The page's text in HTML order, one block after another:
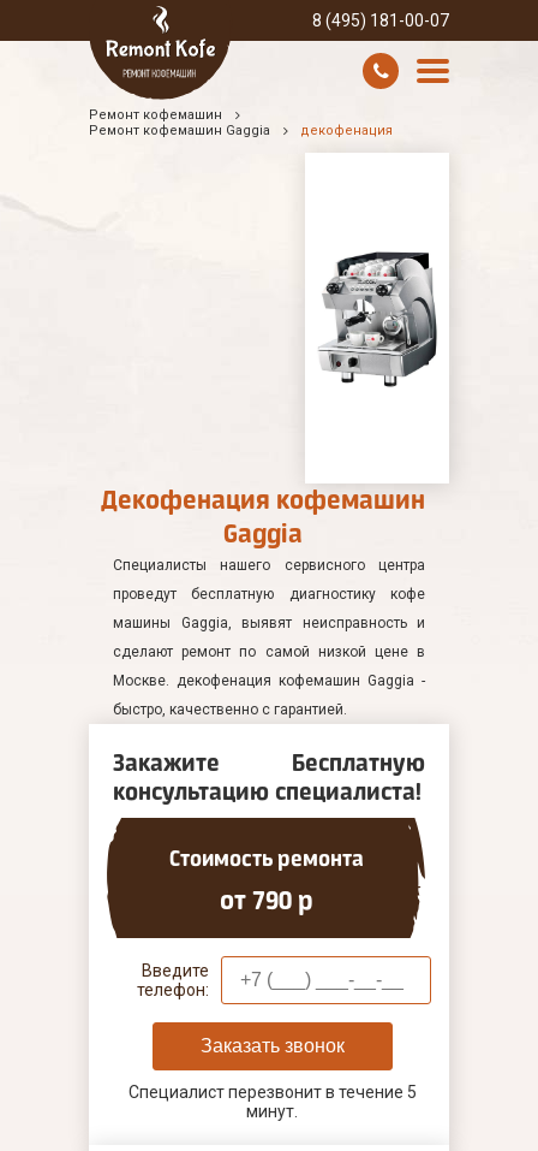
8 (495) 181-00-07
УСЛУГИ И ЦЕНЫ
Ремонт кофемашин
Ремонт кофемашин Gaggia
декофенация
Декофенация кофемашин
Gaggia
Специалисты нашего сервисного центра
проведут бесплатную диагностику кофе
машины Gaggia, выявят неисправность и
сделают ремонт по самой низкой цене в
Москве. декофенация кофемашин Gaggia -
быстро, качественно с гарантией.
Закажите Бесплатную
консультацию специалиста!
Стоимость ремонта
от 790 р
Введите
телефон:
Заказать звонок
Специалист перезвонит в течение 5
минут.